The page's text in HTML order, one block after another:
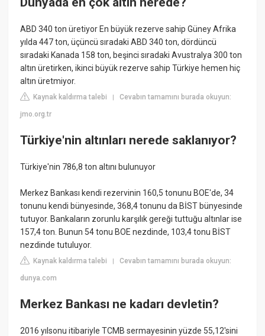
ABD 340 ton üretiyor En büyük rezerve sahip Güney Afrika
yılda 447 ton, üçüncü sıradaki ABD 340 ton, dördüncü
sıradaki Kanada 158 ton, beşinci sıradaki Avustralya 300 ton
altın üretirken, ikinci büyük rezerve sahip Türkiye hemen hiç
altın üretmiyor.
Kaynak kaldırma talebi |Cevabın tamamını burada okuyun:
jmo.org.tr
Türkiye'nin altınları nerede saklanıyor?
Türkiye'nin 786,8 ton altını bulunuyor
Merkez Bankası kendi rezervinin 160,5 tonunu BOE'de, 34
tonunu kendi bünyesinde, 368,4 tonunu da BİST bünyesinde
tutuyor. Bankaların zorunlu karşılık gereği tuttuğu altınlar ise
157,4 ton. Bunun 54 tonu BOE nezdinde, 103,4 tonu BİST
nezdinde tutuluyor.
Kaynak kaldırma talebi |Cevabın tamamını burada okuyun:
dunya.com
Merkez Bankası ne kadarı devletin?
2016 yılsonu itibariyle TCMB sermayesinin yüzde 55,12'sini